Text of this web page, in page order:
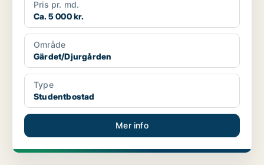
Pris pr. md.
Ca. 5 000 kr.
Område
Gärdet/Djurgården
Type
Studentbostad
Mer info